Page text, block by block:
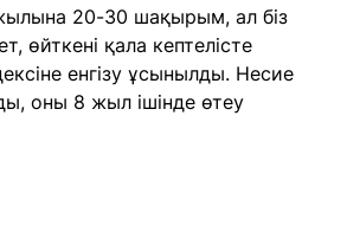
20-30 шақырым, ал біз
қала кептелісте
енгізу ұсынылды. Несие
оны 8 жыл ішінде өтеу